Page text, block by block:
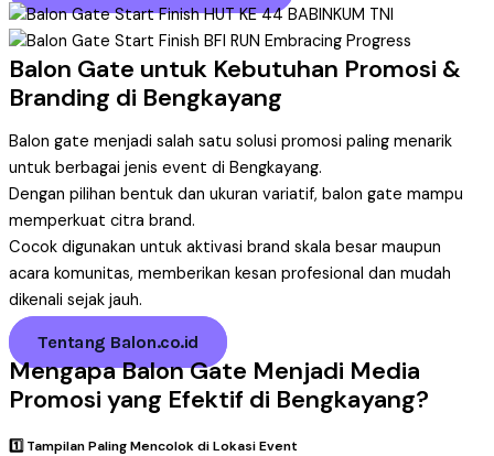
Balon Gate untuk Kebutuhan Promosi &
Branding di Bengkayang
Balon gate menjadi salah satu solusi promosi paling menarik
untuk berbagai jenis event di Bengkayang.
Dengan pilihan bentuk dan ukuran variatif, balon gate mampu
memperkuat citra brand.
Cocok digunakan untuk aktivasi brand skala besar maupun
acara komunitas, memberikan kesan profesional dan mudah
dikenali sejak jauh.
Tentang Balon.co.id
Mengapa Balon Gate Menjadi Media
Promosi yang Efektif di Bengkayang?
1️⃣ Tampilan Paling Mencolok di Lokasi Event